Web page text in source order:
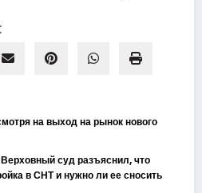
на выход на рынок нового
суд разъяснил, что
в СНТ и нужно ли ее сносить